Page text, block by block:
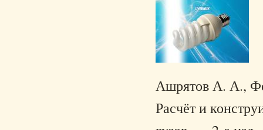
Ашрятов А. А.,
Расчёт и